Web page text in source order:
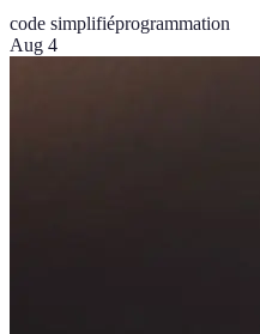
code simplifiéprogrammation
Aug 4